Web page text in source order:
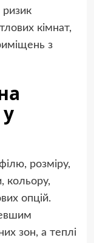
кімнат,
з
розміру,
кольору,
опцій.
зон, а теплі